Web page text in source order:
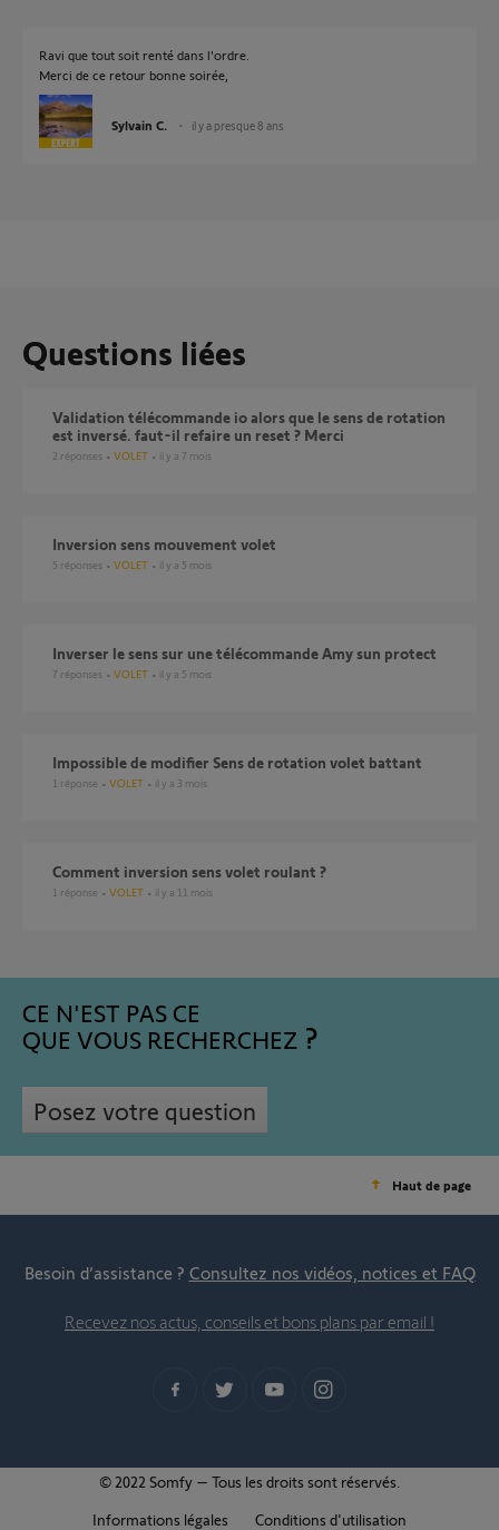
Ravi que tout soit renté dans l'ordre.
Merci de ce retour bonne soirée,
Sylvain C. il y a presque 8 ans
Questions liées
Validation télécommande io alors que le sens de rotation
est inversé. faut-il refaire un reset ? Merci
2 réponses VOLET il y a 7 mois
inversion sens mouvement volet
5 réponses VOLET il y a 5 mois
Inverser le sens sur une télécommande Amy sun protect
7 réponses VOLET il y a 5 mois
Impossible de modifier Sens de rotation volet battant
1 réponse VOLET il y a 3 mois
comment inversion sens volet roulant ?
1 réponse VOLET il y a 11 mois
CE N'EST PAS CE
QUE VOUS RECHERCHEZ
Posez votre question
Haut de page
Besoin d’assistance ? Consultez nos vidéos, notices et FAQ
Recevez nos actus, conseils et bons plans par email !
© 2022 Somfy – Tous les droits sont réservés.
Informations légales
Conditions d'utilisation